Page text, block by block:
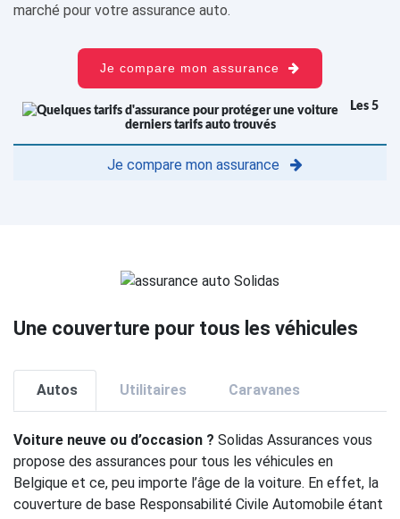
marché pour votre assurance auto.
Je compare mon assurance
Les 5
derniers tarifs auto trouvés
Je compare mon assurance
Une couverture pour tous les véhicules
Autos Utilitaires Caravanes
Voiture neuve ou d’occasion ? Solidas Assurances vous
propose des assurances pour tous les véhicules en
Belgique et ce, peu importe l’âge de la voiture. En effet, la
couverture de base Responsabilité Civile Automobile étant